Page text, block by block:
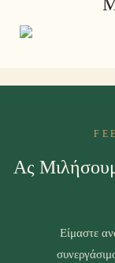
Ας
Είμαστε